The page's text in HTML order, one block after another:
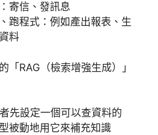
寄信、發訊息
跑程式：例如產出報表、生
料
「RAG（檢索增強生成）」
先設定一個可以查資料的
被動地用它來補充知識